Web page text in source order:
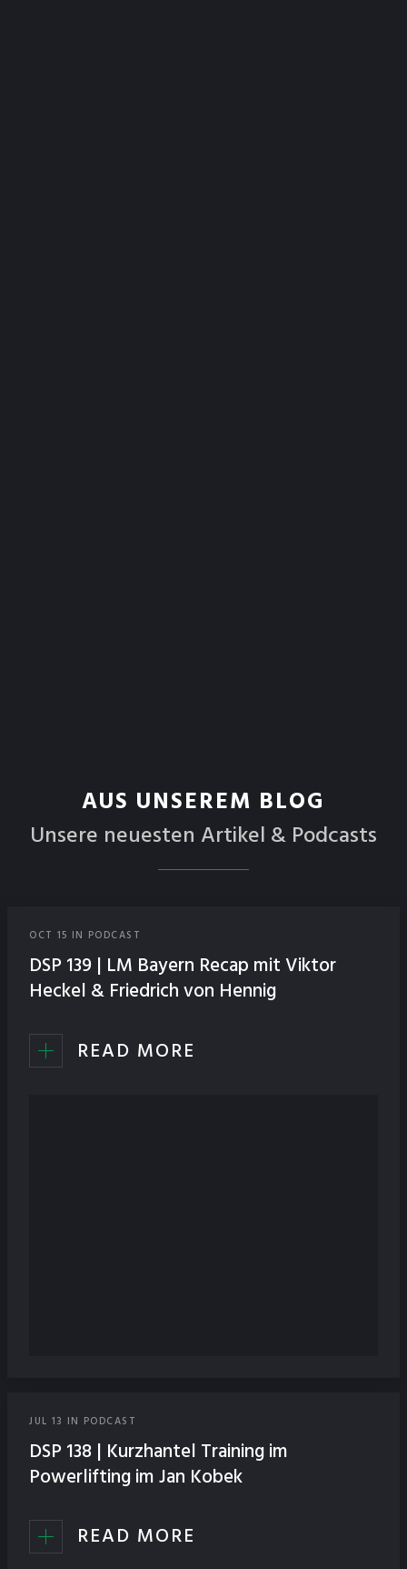
AUS UNSEREM BLOG
Unsere neuesten Artikel & Podcasts
OCT 15 IN PODCAST
DSP 139 | LM Bayern Recap mit Viktor
Heckel & Friedrich von Hennig
READ MORE
JUL 13 IN PODCAST
DSP 138 | Kurzhantel Training im
Powerlifting im Jan Kobek
READ MORE